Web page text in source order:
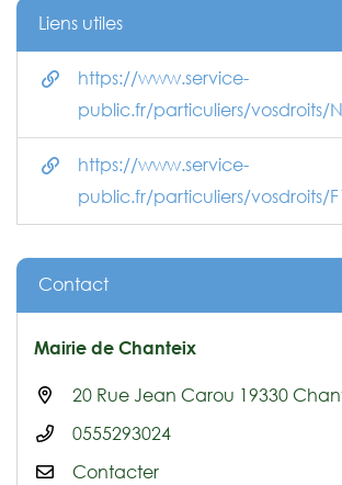
Liens utiles
https://www.service-
public.fr/particuliers/vosdroits/
https://www.service-
public.fr/particuliers/vosdroits/
Contact
Mairie de Chanteix
20 Rue Jean Carou 19330
0555293024
Contacter